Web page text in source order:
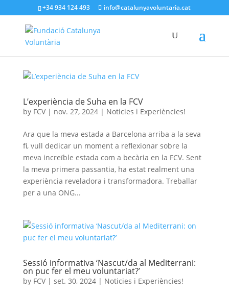
+34 934 124 493 info@catalunyavoluntaria.cat
L’experiència de Suha en la FCV
by FCV| nov. 27, 2024| Noticies i Experiències!
Ara que la meva estada a Barcelona arriba a la seva
fi, vull dedicar un moment a reflexionar sobre la
meva increïble estada com a becària en la FCV. Sent
la meva primera passantia, ha estat realment una
experiència reveladora i transformadora. Treballar
per a una ONG...
Sessió informativa ‘Nascut/da al Mediterrani:
on puc fer el meu voluntariat?’
by FCV| set. 30, 2024| Noticies i Experiències!